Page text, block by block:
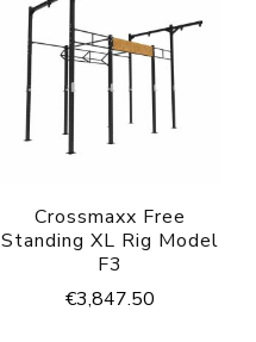
Crossmaxx Free
Standing XL Rig Model
F3
€3,847.50